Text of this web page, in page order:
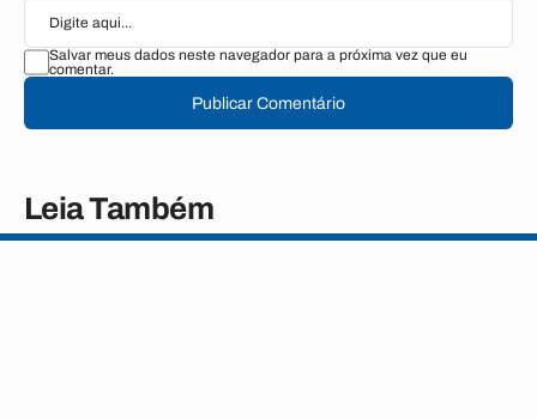
Salvar meus dados neste navegador para a próxima vez que eu
comentar.
Publicar Comentário
Leia Também